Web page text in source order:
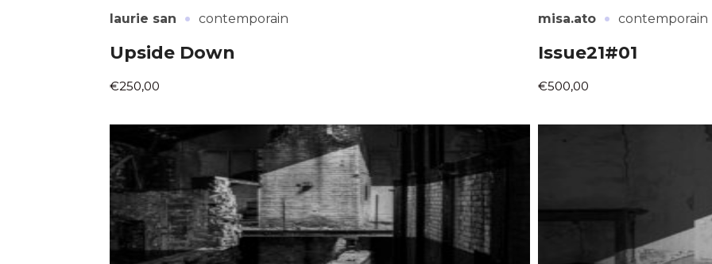
* Champ obligatoire
Statut / Organisation
J'accepte lestermes et conditions
* Champ obligatoire
laurie san · contemporain
Upside Down
€250,00
misa.ato · contemporain
Issue21#01
€500,00